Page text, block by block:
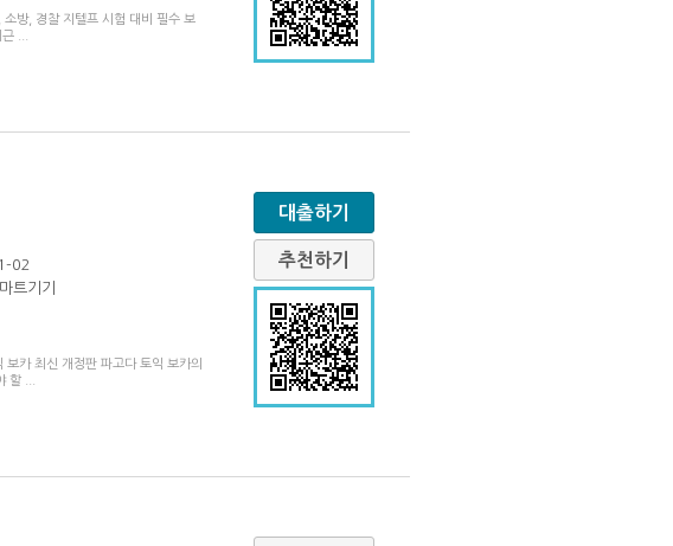
방, 경찰 지텔프 시험 대비 필수 보
근
02
트기기
카 최신 개정판 파고다 토익 보카의
할
대출하기
추천하기